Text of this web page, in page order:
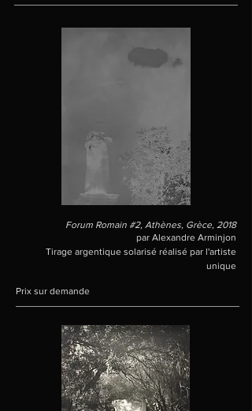
Forum Romain #2, Athènes, Grèce, 2018
par Alexandre Arminjon
Tirage argentique solarisé réalisé par l'artiste
unique
Prix sur demande